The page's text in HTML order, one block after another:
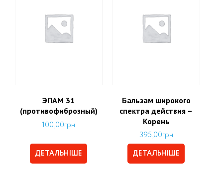
ЭПАМ 31
(противофиброзный)
100,00грн
ДЕТАЛЬНІШЕ
Бальзам широкого
спектра действия –
Корень
395,00грн
ДЕТАЛЬНІШЕ